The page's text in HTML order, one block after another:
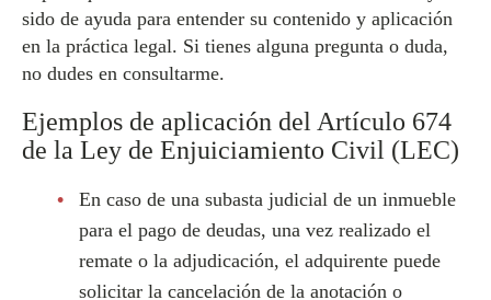
sido de ayuda para entender su contenido y aplicación
en la práctica legal. Si tienes alguna pregunta o duda,
no dudes en consultarme.
Ejemplos de aplicación del Artículo 674
de la Ley de Enjuiciamiento Civil (LEC)
En caso de una subasta judicial de un inmueble
para el pago de deudas, una vez realizado el
remate o la adjudicación, el adquirente puede
solicitar la cancelación de la anotación o